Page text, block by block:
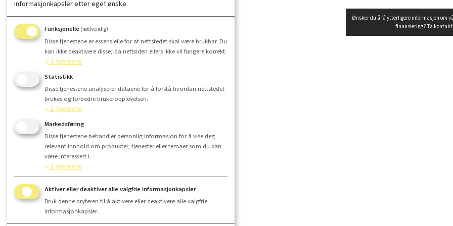
Ønsker du å få ytterligere informasjon om
finansiering? Ta kontakt
informasjonkapsler etter eget ønske.
Funksjonelle (nødvendig)
Disse tjenestene er essensielle for at nettstedet skal være brukbar. Du
kan ikke deaktivere disse, da nettsiden ellers ikke vil fungere korrekt.
↓ 1tjeneste
Statistikk
Disse tjenestene analyserer dataene for å forstå hvordan nettstedet
brukes og forbedre brukeropplevelsen.
↓ 1tjeneste
Markedsføring
Disse tjenestene behandler personlig informasjon for å vise deg
relevant innhold om produkter, tjenester eller temaer som du kan
være interessert i.
↓ 1tjeneste
Aktiver eller deaktiver alle valgfrie informasjonkapsler
Bruk denne bryteren til å aktivere eller deaktivere alle valgfrie
informasjonkapsler.